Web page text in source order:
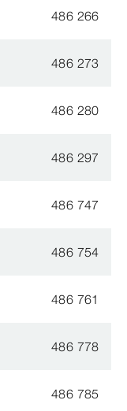
486 266
486 273
486 280
486 297
486 747
486 754
486 761
486 778
486 785